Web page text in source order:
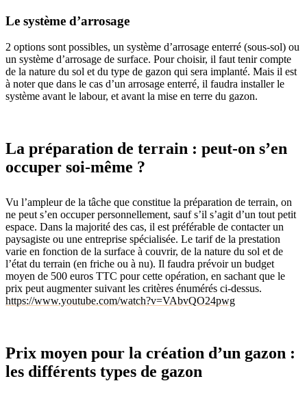
Le système d’arrosage
2 options sont possibles, un système d’arrosage enterré (sous-sol) ou
un système d’arrosage de surface. Pour choisir, il faut tenir compte
de la nature du sol et du type de gazon qui sera implanté. Mais il est
à noter que dans le cas d’un arrosage enterré, il faudra installer le
système avant le labour, et avant la mise en terre du gazon.
La préparation de terrain : peut-on s’en
occuper soi-même ?
Vu l’ampleur de la tâche que constitue la préparation de terrain, on
ne peut s’en occuper personnellement, sauf s’il s’agit d’un tout petit
espace. Dans la majorité des cas, il est préférable de contacter un
paysagiste ou une entreprise spécialisée. Le tarif de la prestation
varie en fonction de la surface à couvrir, de la nature du sol et de
l’état du terrain (en friche ou à nu). Il faudra prévoir un budget
moyen de 500 euros TTC pour cette opération, en sachant que le
prix peut augmenter suivant les critères énumérés ci-dessus.
https://www.youtube.com/watch?v=VAbvQO24pwg
Prix moyen pour la création d’un gazon :
les différents types de gazon